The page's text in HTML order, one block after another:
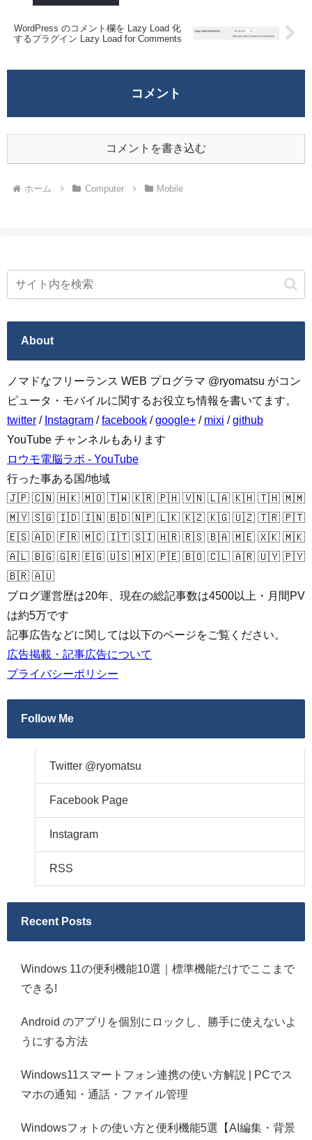
WordPress のコメント欄を Lazy Load 化
するプラグイン Lazy Load for Comments
コメント
コメントを書き込む
ホーム Computer Mobile
About
ノマドなフリーランス WEB プログラマ @ryomatsu がコン
ピュータ・モバイルに関するお役立ち情報を書いてます。
twitter / Instagram /facebook /google+ / mixi /github
YouTube チャンネルもあります
ロウモ電脳ラボ - YouTube
行った事ある国/地域
🇯🇵 🇨🇳 🇭🇰 🇲🇴 🇹🇼 🇰🇷 🇵🇭 🇻🇳 🇱🇦 🇰🇭 🇹🇭 🇲🇲
🇲🇾 🇸🇬 🇮🇩 🇮🇳 🇧🇩 🇳🇵 🇱🇰 🇰🇿 🇰🇬 🇺🇿 🇹🇷 🇵🇹
🇪🇸 🇦🇩 🇫🇷 🇲🇨 🇮🇹 🇸🇮 🇭🇷 🇷🇸 🇧🇦 🇲🇪 🇽🇰 🇲🇰
🇦🇱 🇧🇬 🇬🇷 🇪🇬 🇺🇸 🇲🇽 🇵🇪 🇧🇴 🇨🇱 🇦🇷 🇺🇾 🇵🇾
🇧🇷 🇦🇺
ブログ運営歴は20年、現在の総記事数は4500以上・月間PV
は約5万です
記事広告などに関しては以下のページをご覧ください。
広告掲載・記事広告について
プライバシーポリシー
Follow Me
Twitter @ryomatsu
Facebook Page
Instagram
RSS
Recent Posts
Windows 11の便利機能10選｜標準機能だけでここまで
できる!
Android のアプリを個別にロックし、勝手に使えないよ
うにする方法
Windows11スマートフォン連携の使い方解説 | PCでス
マホの通知・通話・ファイル管理
Windowsフォトの使い方と便利機能5選【AI編集・背景